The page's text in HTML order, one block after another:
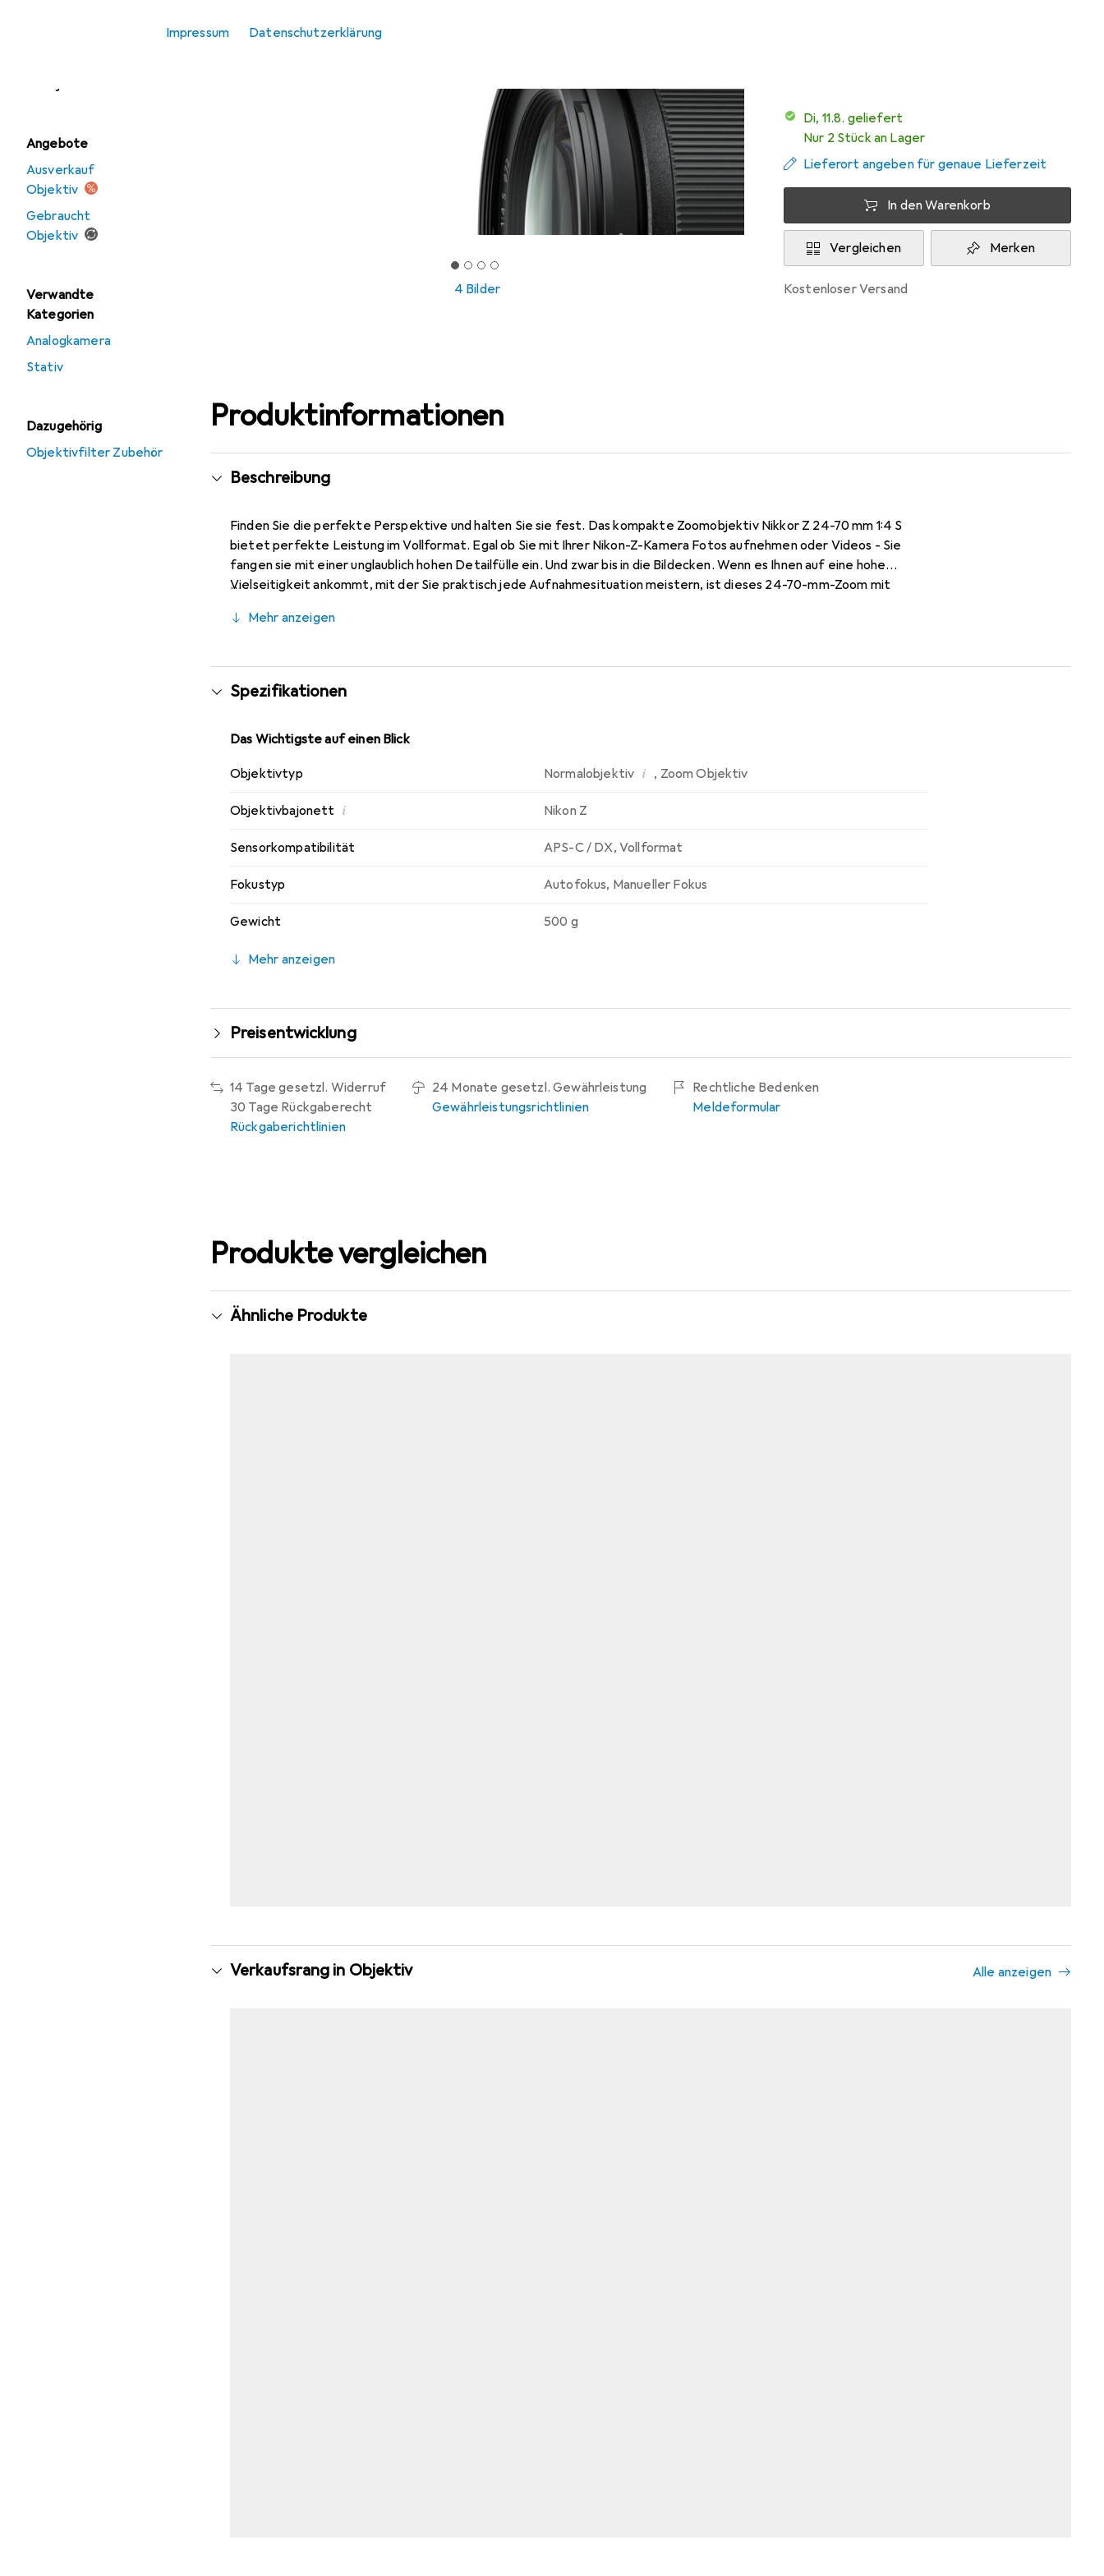
Impressum Datenschutzerklärung
Objektivkonverter
Angebote
Ausverkauf
Objektiv
Gebraucht
Objektiv
Verwandte
Kategorien
Analogkamera
Stativ
Dazugehörig
Objektivfilter Zubehör
4 Bilder
Di, 11.8. geliefert
Nur 2 Stück an Lager
Lieferort angeben für genaue Lieferzeit
In den Warenkorb
Vergleichen Merken
kostenloser Versand
Produktinformationen
Beschreibung
Finden Sie die perfekte Perspektive und halten Sie sie fest. Das kompakte Zoomobjektiv Nikkor Z 24-70 mm 1:4 S
bietet perfekte Leistung im Vollformat. Egal ob Sie mit Ihrer Nikon-Z-Kamera Fotos aufnehmen oder Videos - Sie
fangen sie mit einer unglaublich hohen Detailfülle ein. Und zwar bis in die Bildecken. Wenn es Ihnen auf eine hohe
Vielseitigkeit ankommt, mit der Sie praktisch jede Aufnahmesituation meistern, ist dieses 24-70-mm-Zoom mit
rasanten Actionmotiven: Sie werden bei jedem Foto, das Sie aufnehmen, von mehr Detailschärfe, mehr Tiefe, mehr
Freiheit über Ihre Bildkomposition - von Nahaufnahmen bis Unendlich.
Mehr anzeigen
Spezifikationen
Das Wichtigste auf einen Blick
Objektivtyp Normalobjektiv i , Zoom Objektiv
Objektivbajonett i Nikon Z
Sensorkompatibilität APS-C / DX, Vollformat
Fokustyp Autofokus, Manueller Fokus
Gewicht 500 g
Mehr anzeigen
Preisentwicklung
14 Tage gesetzl. Widerruf
30 Tage Rückgaberecht
Rückgaberichtlinien
24 Monate gesetzl. Gewährleistung
Gewährleistungsrichtlinien
Rechtliche Bedenken
Meldeformular
Produkte vergleichen
Ähnliche Produkte
Verkaufsrang in Objektiv Alle anzeigen